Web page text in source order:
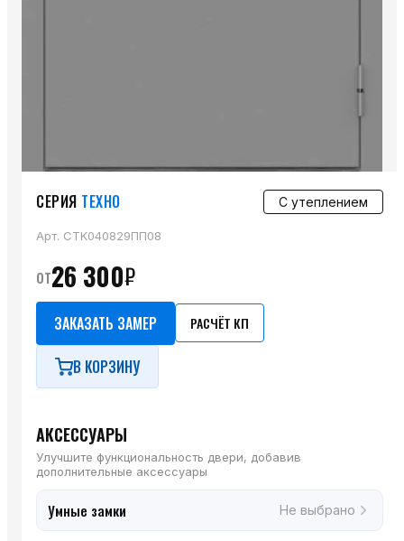
СЕРИЯ ТЕХНО С утеплением
Арт. CTK040829ПП08
от26 300₽
ЗАКАЗАТЬ ЗАМЕР РАСЧЁТ КП
В КОРЗИНУ
АКСЕССУАРЫ
Улучшите функциональность двери, добавив
дополнительные аксессуары
Умные замки Не выбрано